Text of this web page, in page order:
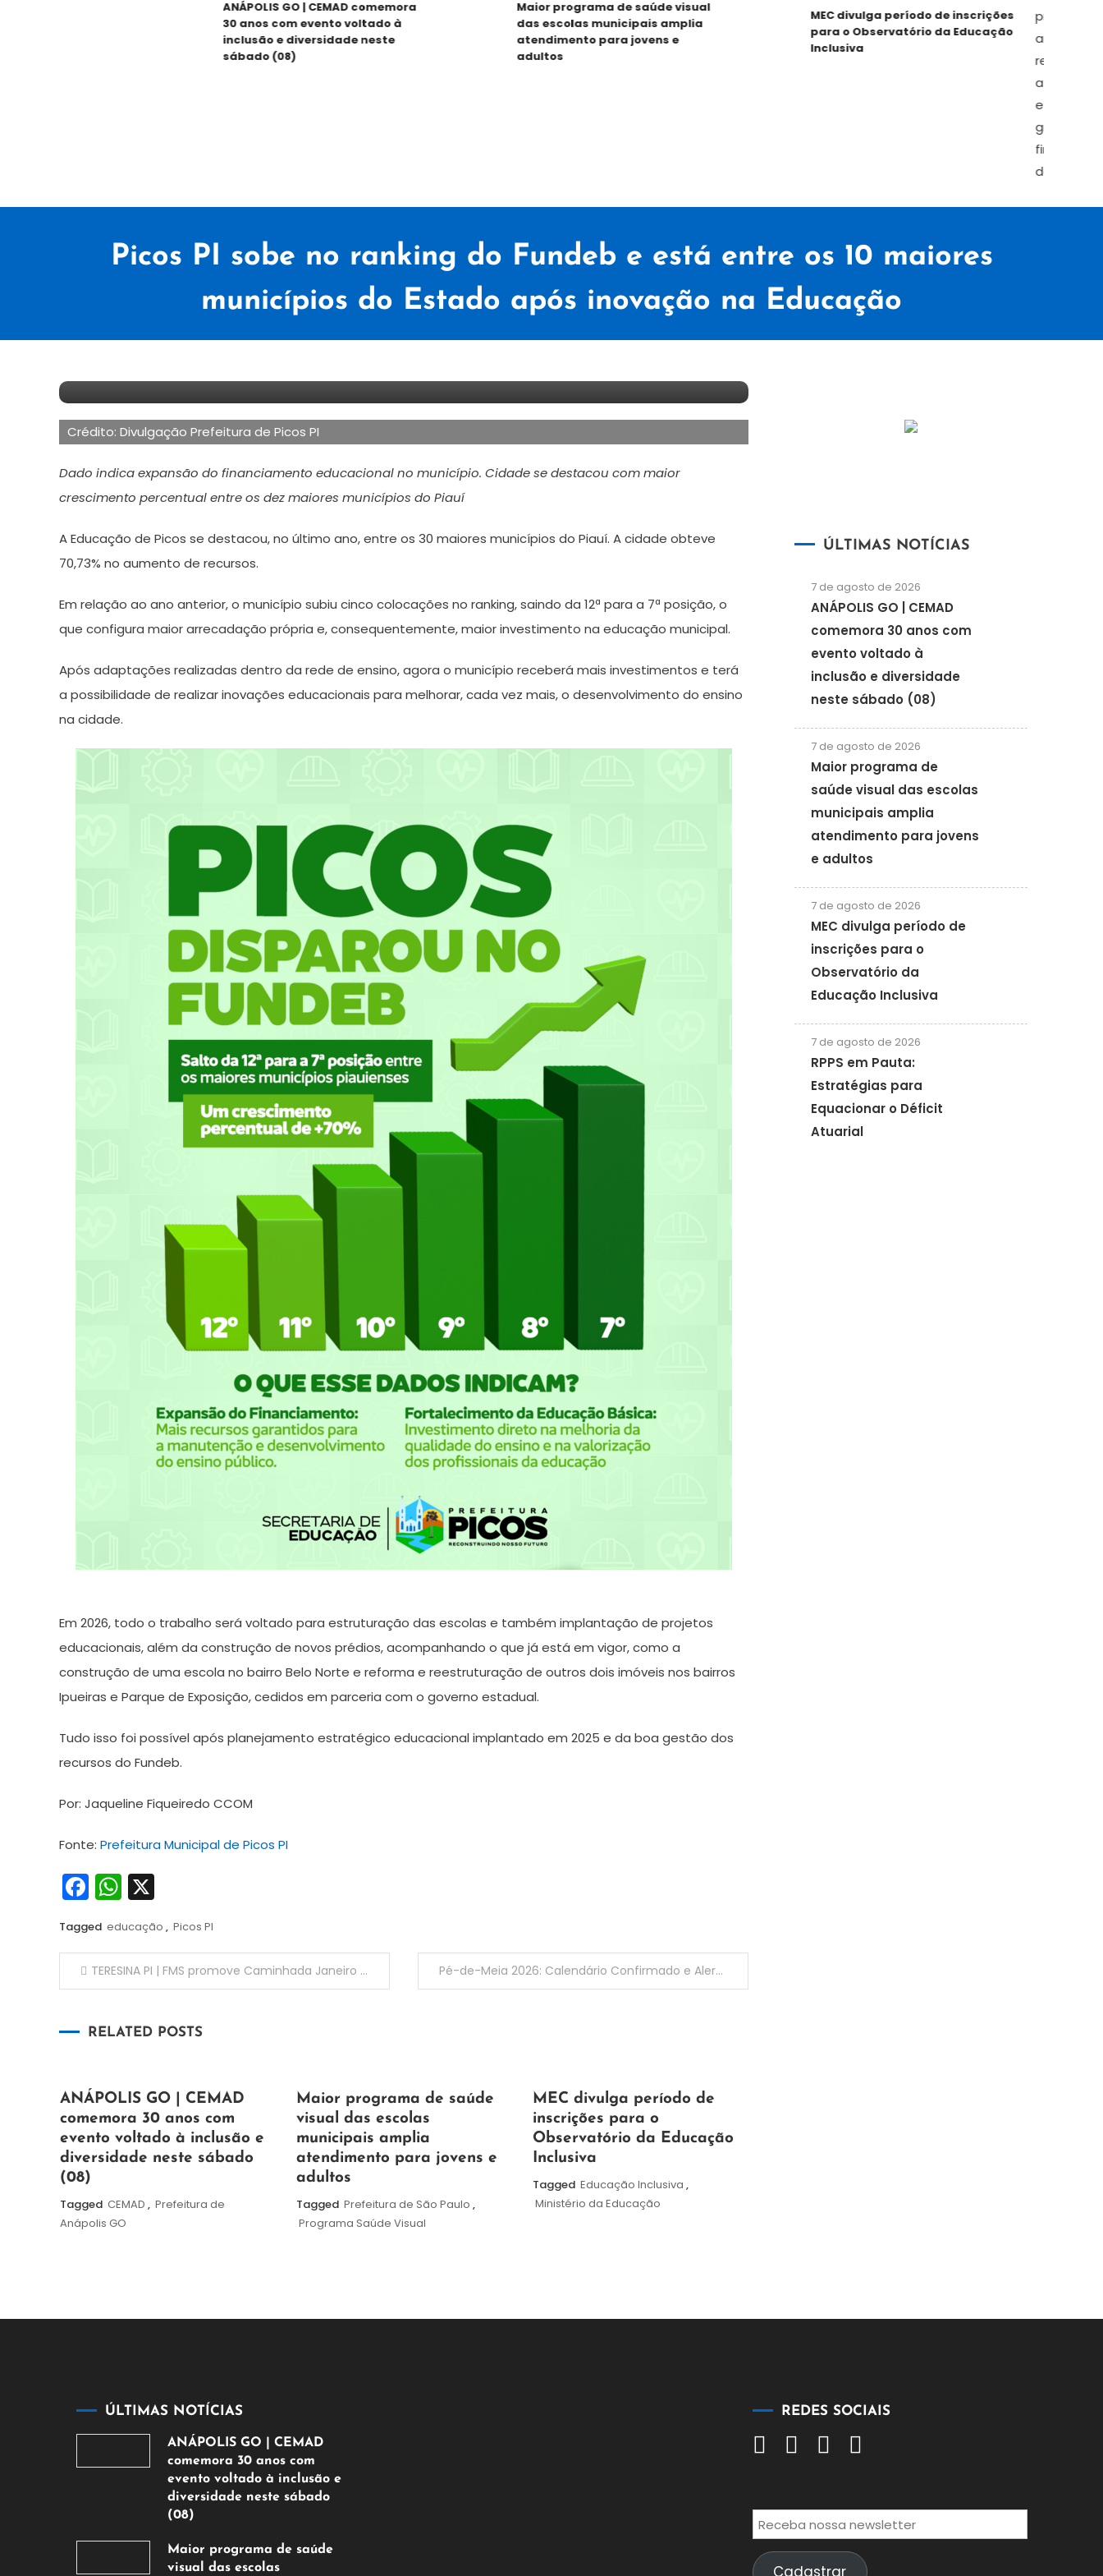
ANÁPOLIS GO | CEMAD comemora
30 anos com evento voltado à
inclusão e diversidade neste
sábado (08)
Maior programa de saúde visual
das escolas municipais amplia
atendimento para jovens e
adultos
MEC divulga período de inscrições
para o Observatório da Educação
Inclusiva
Picos PI sobe no ranking do Fundeb e está entre os 10 maiores
municípios do Estado após inovação na Educação
janeiro
2026
Crédito: Divulgação Prefeitura de Picos PI
Dado indica expansão do financiamento educacional no município. Cidade se destacou com maior
crescimento percentual entre os dez maiores municípios do Piauí
A Educação de Picos se destacou, no último ano, entre os 30 maiores municípios do Piauí. A cidade obteve
70,73% no aumento de recursos.
Em relação ao ano anterior, o município subiu cinco colocações no ranking, saindo da 12ª para a 7ª posição, o
que configura maior arrecadação própria e, consequentemente, maior investimento na educação municipal.
Após adaptações realizadas dentro da rede de ensino, agora o município receberá mais investimentos e terá
a possibilidade de realizar inovações educacionais para melhorar, cada vez mais, o desenvolvimento do ensino
na cidade.
Em 2026, todo o trabalho será voltado para estruturação das escolas e também implantação de projetos
educacionais, além da construção de novos prédios, acompanhando o que já está em vigor, como a
construção de uma escola no bairro Belo Norte e reforma e reestruturação de outros dois imóveis nos bairros
Ipueiras e Parque de Exposição, cedidos em parceria com o governo estadual.
Tudo isso foi possível após planejamento estratégico educacional implantado em 2025 e da boa gestão dos
recursos do Fundeb.
Por: Jaqueline Fiqueiredo CCOM
Fonte: Prefeitura Municipal de Picos PI
Facebook
WhatsApp
Tagged educação , Picos PI
Navegação
Post
TERESINA PI | FMS promove Caminhada Janeiro Branco 2026 para incentivar cuidado com a saúde mental Pé-de-Meia 2026: Calendário Confirmado e Alerta aos Gestores sobre o Monitoramento da Frequência Escolar
RELATED POSTS
7
de
agosto
de
2026
Maurilio
ANÁPOLIS GO | CEMAD
comemora 30 anos com
evento voltado à inclusão e
diversidade neste sábado
(08)
Tagged CEMAD , Prefeitura de
Anápolis GO
7
de
agosto
de
2026
Maurilio
Maior programa de saúde
visual das escolas
municipais amplia
atendimento para jovens e
adultos
Tagged Prefeitura de São Paulo ,
Programa Saúde Visual
7
de
agosto
de
2026
Maurilio
MEC divulga período de
inscrições para o
Observatório da Educação
Inclusiva
Tagged Educação Inclusiva ,
Ministério da Educação
ÚLTIMAS NOTÍCIAS
7 de agosto de 2026
ANÁPOLIS GO | CEMAD
comemora 30 anos com
evento voltado à
inclusão e diversidade
neste sábado (08)
7 de agosto de 2026
Maior programa de
saúde visual das escolas
municipais amplia
atendimento para jovens
e adultos
7 de agosto de 2026
MEC divulga período de
inscrições para o
Observatório da
Educação Inclusiva
7 de agosto de 2026
RPPS em Pauta:
Estratégias para
Equacionar o Déficit
Atuarial
ÚLTIMAS NOTÍCIAS
ANÁPOLIS GO | CEMAD
comemora 30 anos com
evento voltado à inclusão e
diversidade neste sábado
(08)
de
Maior programa de saúde
visual das escolas
REDES SOCIAIS